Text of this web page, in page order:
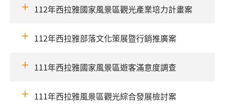
112年西拉雅國家風景區觀光產業培力計畫案
112年西拉雅部落文化策展暨行銷推廣案
111年西拉雅國家風景區遊客滿意度調查
111年西拉雅風景區觀光綜合發展檢討案